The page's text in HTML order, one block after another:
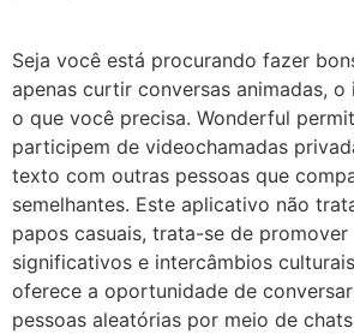
Seja você está procurando fazer
apenas curtir conversas animadas,
o que você precisa. Wonderful
participem de videochamadas
texto com outras pessoas que
semelhantes. Este aplicativo não
papos casuais, trata-se de
significativos e intercâmbios
oferece a oportunidade de
pessoas aleatórias por meio de